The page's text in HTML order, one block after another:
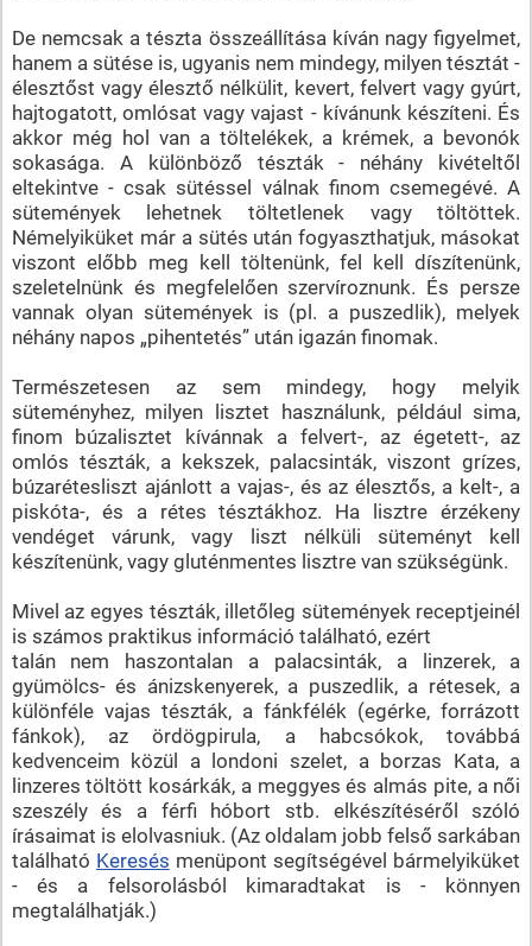
De nemcsak a tészta összeállítása kíván nagy figyelmet,
hanem a sütése is, ugyanis nem mindegy, milyen tésztát -
élesztőst vagy élesztő nélkülit, kevert, felvert vagy gyúrt,
hajtogatott, omlósat vagy vajast - kívánunk készíteni. És
akkor még hol van a töltelékek, a krémek, a bevonók
sokasága. A különböző tészták - néhány kivételtől
eltekintve - csak sütéssel válnak finom csemegévé. A
sütemények lehetnek töltetlenek vagy töltöttek.
Némelyiküket már a sütés után fogyaszthatjuk, másokat
viszont előbb meg kell töltenünk, fel kell díszítenünk,
szeletelnünk és megfelelően szervíroznunk. És persze
vannak olyan sütemények is (pl. a puszedlik), melyek
néhány napos „pihentetés” után igazán finomak.
Természetesen az sem mindegy, hogy melyik
süteményhez, milyen lisztet használunk, például sima,
finom búzalisztet kívánnak a felvert-, az égetett-, az
omlós tészták, a kekszek, palacsinták, viszont grízes,
búzarétesliszt ajánlott a vajas-, és az élesztős, a kelt-, a
piskóta-, és a rétes tésztákhoz. Ha lisztre érzékeny
vendéget várunk, vagy liszt nélküli süteményt kell
készítenünk, vagy gluténmentes lisztre van szükségünk.
Mivel az egyes tészták, illetőleg sütemények receptjeinél
is számos praktikus információ található, ezért
talán nem haszontalan a palacsinták, a linzerek, a
gyümölcs- és ánizskenyerek, a puszedlik, a rétesek, a
különféle vajas tészták, a fánkfélék (egérke, forrázott
fánkok), az ördögpirula, a habcsókok, továbbá
kedvenceim közül a londoni szelet, a borzas Kata, a
linzeres töltött kosárkák, a meggyes és almás pite, a női
szeszély és a férfi hóbort stb. elkészítéséről szóló
írásaimat is elolvasniuk. (Az oldalam jobb felső sarkában
található Keresés menüpont segítségével bármelyiküket
- és a felsorolásból kimaradtakat is - könnyen
megtalálhatják.)